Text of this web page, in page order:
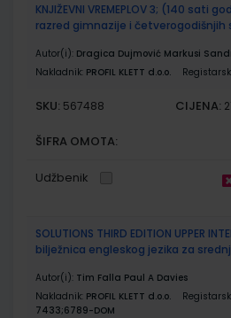
KNJIŽEVNI VREMEPLOV 3; (140 sati
razred gimnazije i četverogodišnjih
Autor(i): Dragica Dujmović Markusi
Nakladnik: PROFIL KLETT d.o.o.
SKU: 567488 CIJENA:
ŠIFRA OMOTA:
Udžbenik
SOLUTIONS THIRD EDITION UPPER
bilježnica engleskog jezika za
Autor(i): Tim Falla Paul A Davies
Nakladnik: PROFIL KLETT d.o.o.
7433;6789-DOM